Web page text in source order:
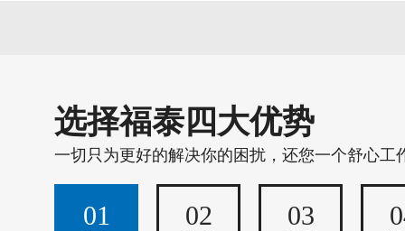
选择福泰四大优势
一切只为更好的解决你的困扰，还您一个舒心工
01 02 03